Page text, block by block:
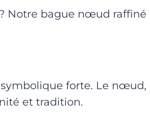
Notre bague nœud raffiné
forte. Le
et tradition.